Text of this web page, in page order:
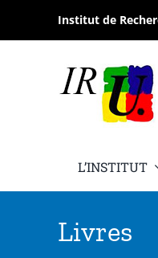
contenu
Institut de
L’INSTITUT
Livres